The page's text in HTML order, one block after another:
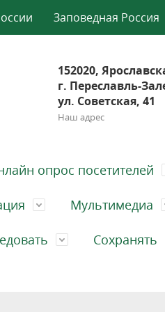
Заповедная Россия
152020,
г. Переславль-
ул. Советская, 41
Наш адрес
опрос посетителей
Мультимедиа
Сохранять